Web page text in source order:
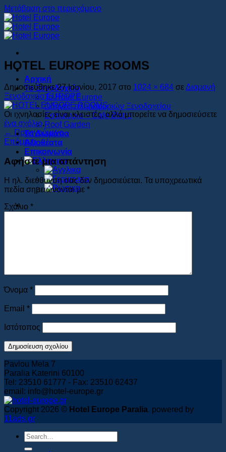
Μετάβαση στο περιεχόμενο
Αρχική
Το Ξενοδοχείο
Το Hotel Europe
Οδηγός πληροφοριών Ξενοδοχείου
Εστιατοριο – Cafe Bistro
Roof Garden
Τα Δωμάτια
Αξιοθέατα
Επικοινωνία
HOTEL EUROPE ROOMS
Δημοσιεύθηκε27 Ιουνίου, 2017 στο 1024 × 684 σεΔιαμονή
Ξενοδοχείο EUROPE
Οι ιχνηλασίες είναι κλειστές, αλλά μπορείτε να δημοσιεύσετε
ένα σχόλιο.
← Προηγούμενο
Επόμενο→
Αφήστε μια απάντηση
Η ηλ. διεύθυνση σας δεν δημοσιεύεται. Τα υποχρεωτικά
πεδία σημειώνονται με *
Σχόλιο *
Όνομα *
Email *
Ιστότοπος
Pavlou Mela 7
Paralia Katerini 60100
Tel: 23510 61777 - Fax: 23510 62437
email: info@hotel-europe.gr
Copyright 2026 © Hotel Europe Paralia. powered by
11ads.gr